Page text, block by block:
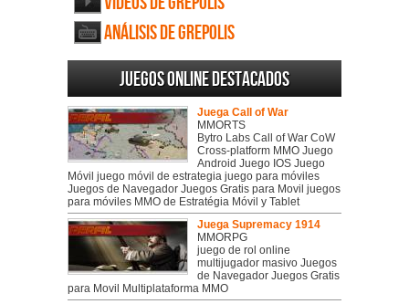
Análisis de Grepolis
Juegos online destacados
Juega Call of War
MMORTS
Bytro Labs Call of War CoW
Cross-platform MMO Juego
Android Juego IOS Juego
Móvil juego móvil de estrategia juego para móviles
Juegos de Navegador Juegos Gratis para Movil juegos
para móviles MMO de Estratégia Móvil y Tablet
Juega Supremacy 1914
MMORPG
juego de rol online
multijugador masivo Juegos
de Navegador Juegos Gratis
para Movil Multiplataforma MMO